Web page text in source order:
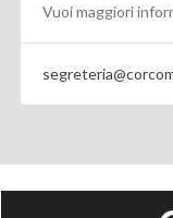
Vuoi maggiori